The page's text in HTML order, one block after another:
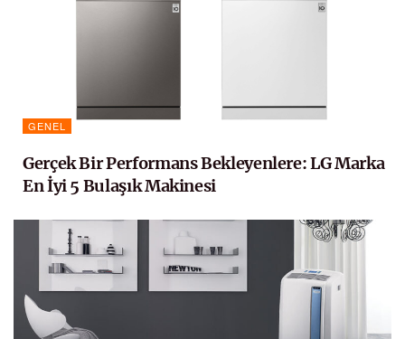
GENEL
Gerçek Bir Performans Bekleyenlere: LG Marka
En İyi 5 Bulaşık Makinesi